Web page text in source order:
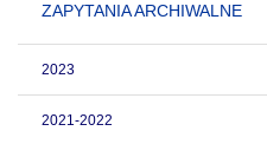
ZAPYTANIA ARCHIWALNE
2023
2021-2022